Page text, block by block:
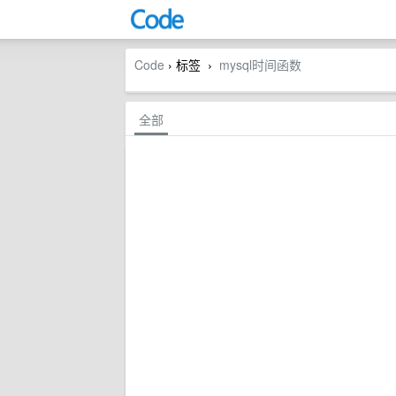
Code › 标签 › mysql时间函数
全部